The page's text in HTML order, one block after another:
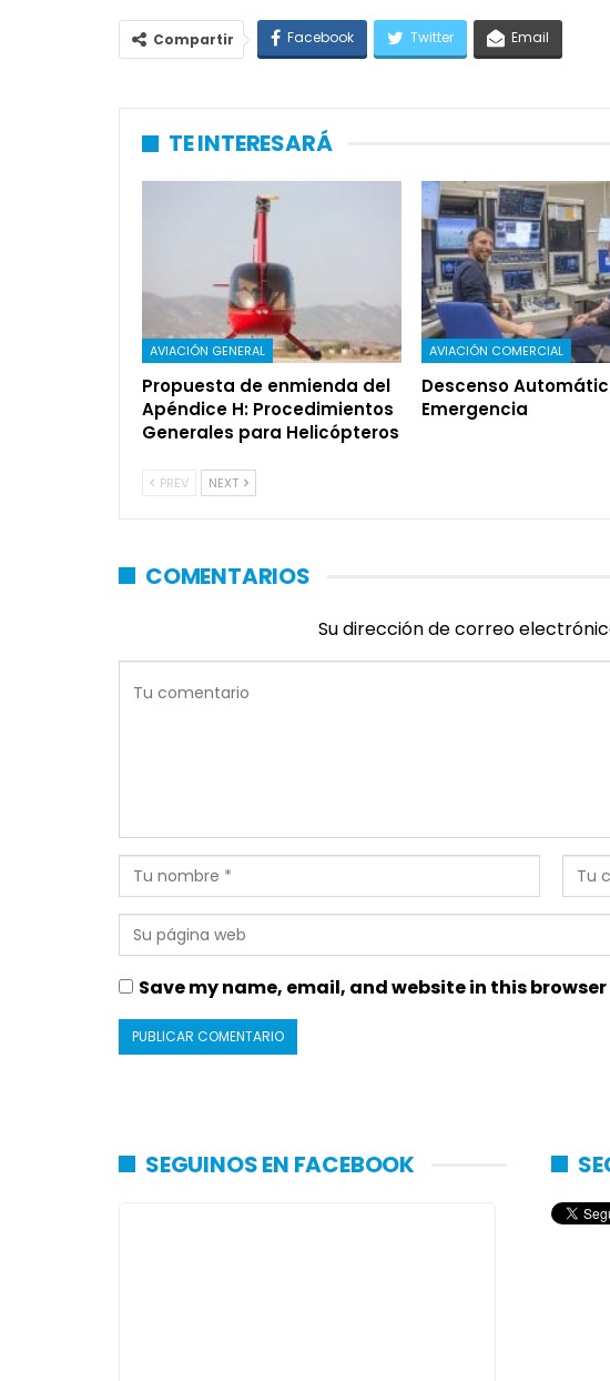
Compartir Facebook Twitter Email
TE INTERESARÁ
AVIACIÓN GENERAL
Propuesta de enmienda del
Apéndice H: Procedimientos
Generales para Helicópteros
AVIACIÓN COMERCIAL
Descenso
Emergencia
PREV NEXT
COMENTARIOS
Su dirección de correo
Save my name, email, and website in this
SEGUINOS EN FACEBOOK